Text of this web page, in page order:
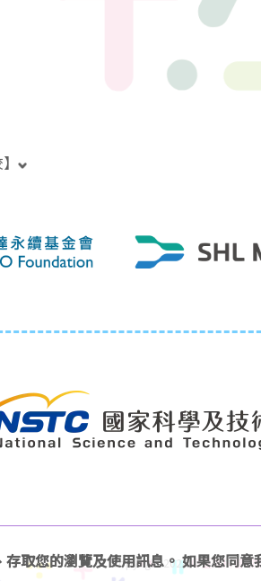
Copyright 2024©臺灣科普環
取您的瀏覽及使用訊息。 如果您同